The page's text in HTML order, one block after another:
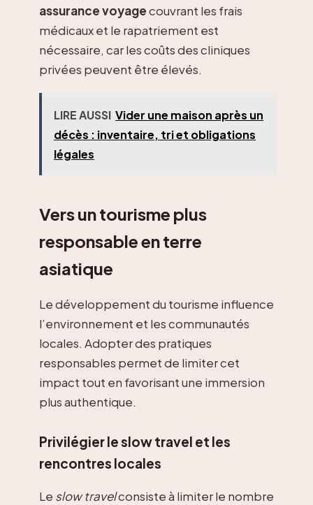
assurance voyagecouvrant les frais
médicaux et le rapatriement est
nécessaire, car les coûts des cliniques
privées peuvent être élevés.
LIRE AUSSI Vider une maison après un
décès : inventaire, tri et obligations
légales
Vers un tourisme plus
responsable en terre
asiatique
Le développement du tourisme influence
l’environnement et les communautés
locales. Adopter des pratiques
responsables permet de limiter cet
impact tout en favorisant une immersion
plus authentique.
Privilégier le slow travel et les
rencontres locales
Le slow travelconsiste à limiter le nombre